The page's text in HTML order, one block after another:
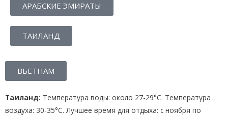
АРАБСКИЕ ЭМИРАТЫ
ТАИЛАНД
ВЬЕТНАМ
Таиланд: Температура воды: около 27-29°C. Температура
воздуха: 30-35°C. Лучшее время для отдыха: с ноября по